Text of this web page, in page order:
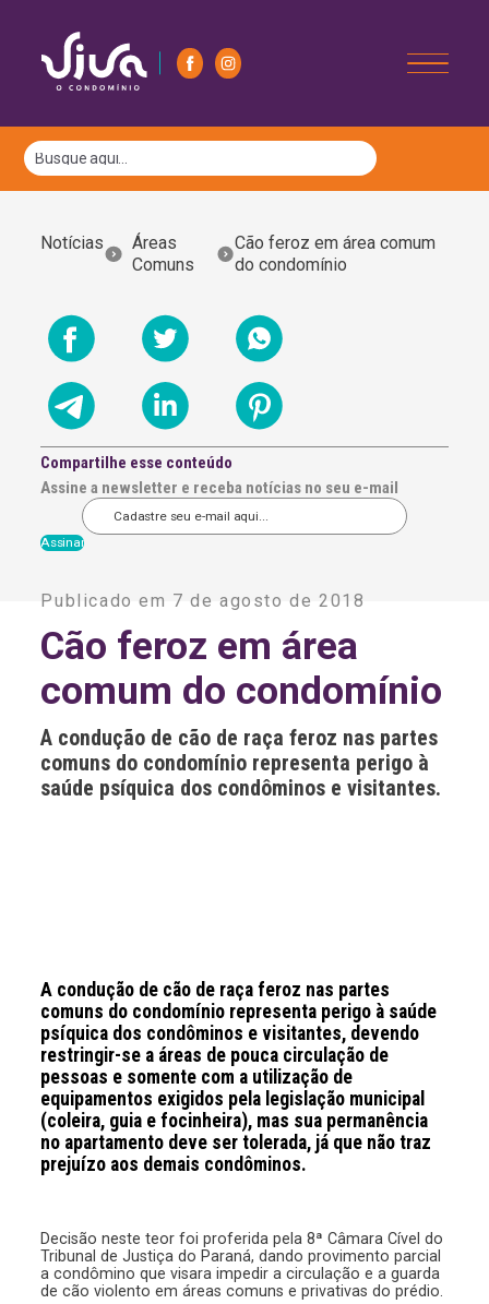
Notícias
Áreas
Comuns
Cão feroz em área comum
do condomínio
Compartilhe esse conteúdo
Assine a newsletter e receba notícias no seu e-mail
t
r
n
t
v
e
:
Publicado em 7 de agosto de 2018
Cão feroz em área
comum do condomínio
A condução de cão de raça feroz nas partes
comuns do condomínio representa perigo à
saúde psíquica dos condôminos e visitantes.
A condução de cão de raça feroz nas partes
comuns do condomínio representa perigo à saúde
psíquica dos condôminos e visitantes, devendo
restringir-se a áreas de pouca circulação de
pessoas e somente com a utilização de
equipamentos exigidos pela legislação municipal
(coleira, guia e focinheira), mas sua permanência
no apartamento deve ser tolerada, já que não traz
prejuízo aos demais condôminos.
Decisão neste teor foi proferida pela 8ª Câmara Cível do
Tribunal de Justiça do Paraná, dando provimento parcial
a condômino que visara impedir a circulação e a guarda
de cão violento em áreas comuns e privativas do prédio.